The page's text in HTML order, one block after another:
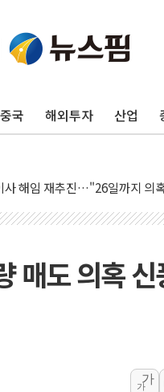
국 해외투자 산업
속…청주·진천 35도, 곳곳 소나
폐지·공소청 출범…피해자들 '범
보 보안 새판 짠다…'자율규제
에 금리 인상 우려 후퇴
상 밖 부진에 연준 금리 인상
꺾이나…고용 감소에 9월 동결
증 행정명령 검토…"이르면 다음
무도회장 공사 중단 명령…트
출항 '하르그섬', 최근 1주일
美 고용 쇼크에 금리 인상 우
매도 의혹 신
가
가